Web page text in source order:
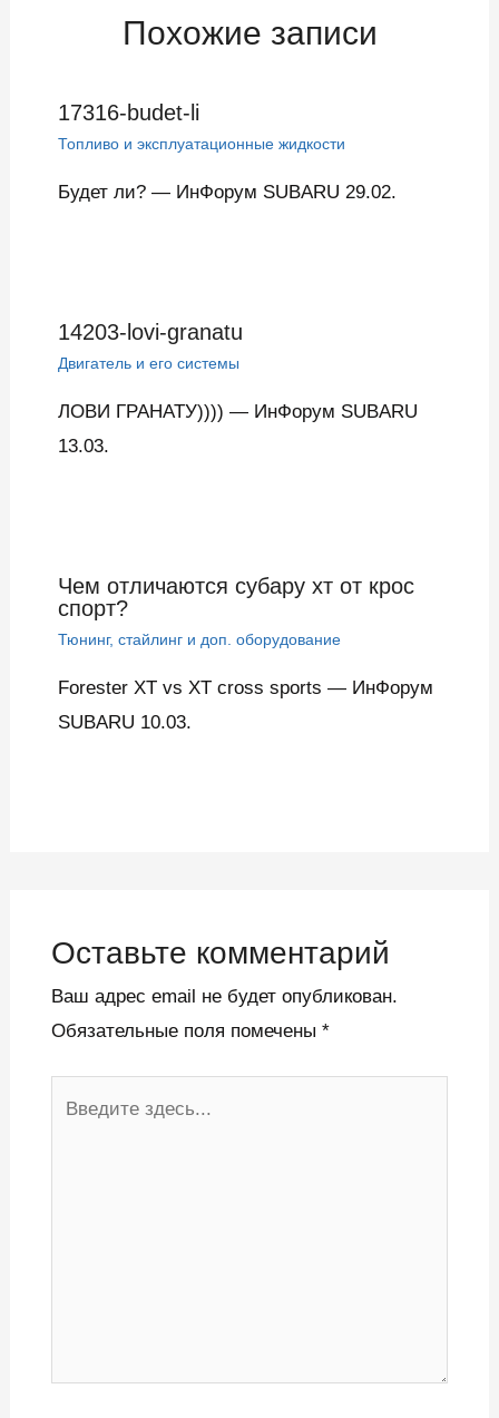
Похожие записи
17316-budet-li
Топливо и эксплуатационные жидкости
Будет ли? — ИнФорум SUBARU 29.02.
14203-lovi-granatu
Двигатель и его системы
ЛОВИ ГРАНАТУ)))) — ИнФорум SUBARU
13.03.
Чем отличаются субару хт от крос
спорт?
Тюнинг, стайлинг и доп. оборудование
Forester XT vs XT cross sports — ИнФорум
SUBARU 10.03.
Оставьте комментарий
Ваш адрес email не будет опубликован.
Обязательные поля помечены *